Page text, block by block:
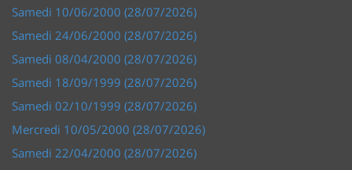
Samedi 10/06/2000 (28/07/2026)
Samedi 24/06/2000 (28/07/2026)
Samedi 08/04/2000 (28/07/2026)
Samedi 18/09/1999 (28/07/2026)
Samedi 02/10/1999 (28/07/2026)
Mercredi 10/05/2000 (28/07/2026)
Samedi 22/04/2000 (28/07/2026)